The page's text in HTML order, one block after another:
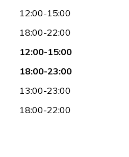
12:00-15:00
18:00-22:00
12:00-15:00
18:00-23:00
13:00-23:00
18:00-22:00